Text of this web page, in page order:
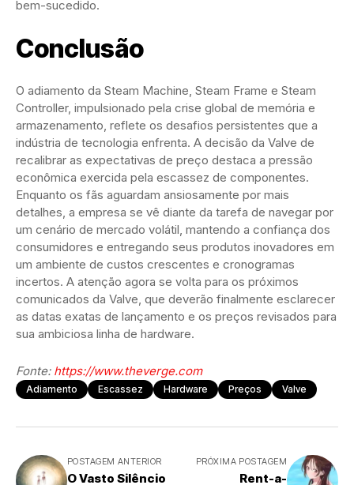
bem-sucedido.
Conclusão
O adiamento da Steam Machine, Steam Frame e Steam
Controller, impulsionado pela crise global de memória e
armazenamento, reflete os desafios persistentes que a
indústria de tecnologia enfrenta. A decisão da Valve de
recalibrar as expectativas de preço destaca a pressão
econômica exercida pela escassez de componentes.
Enquanto os fãs aguardam ansiosamente por mais
detalhes, a empresa se vê diante da tarefa de navegar por
um cenário de mercado volátil, mantendo a confiança dos
consumidores e entregando seus produtos inovadores em
um ambiente de custos crescentes e cronogramas
incertos. A atenção agora se volta para os próximos
comunicados da Valve, que deverão finalmente esclarecer
as datas exatas de lançamento e os preços revisados para
sua ambiciosa linha de hardware.
Fonte: https://www.theverge.com
Adiamento Escassez Hardware Preços Valve
POSTAGEM ANTERIOR
O Vasto Silêncio
PRÓXIMA POSTAGEM
Rent-a-